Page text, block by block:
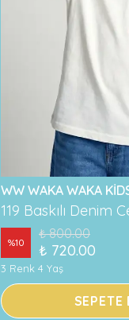
WW WAKA WAKA
%10
₺ 800.00
₺ 720.00
3 Renk 4 Yaş
SEPETE